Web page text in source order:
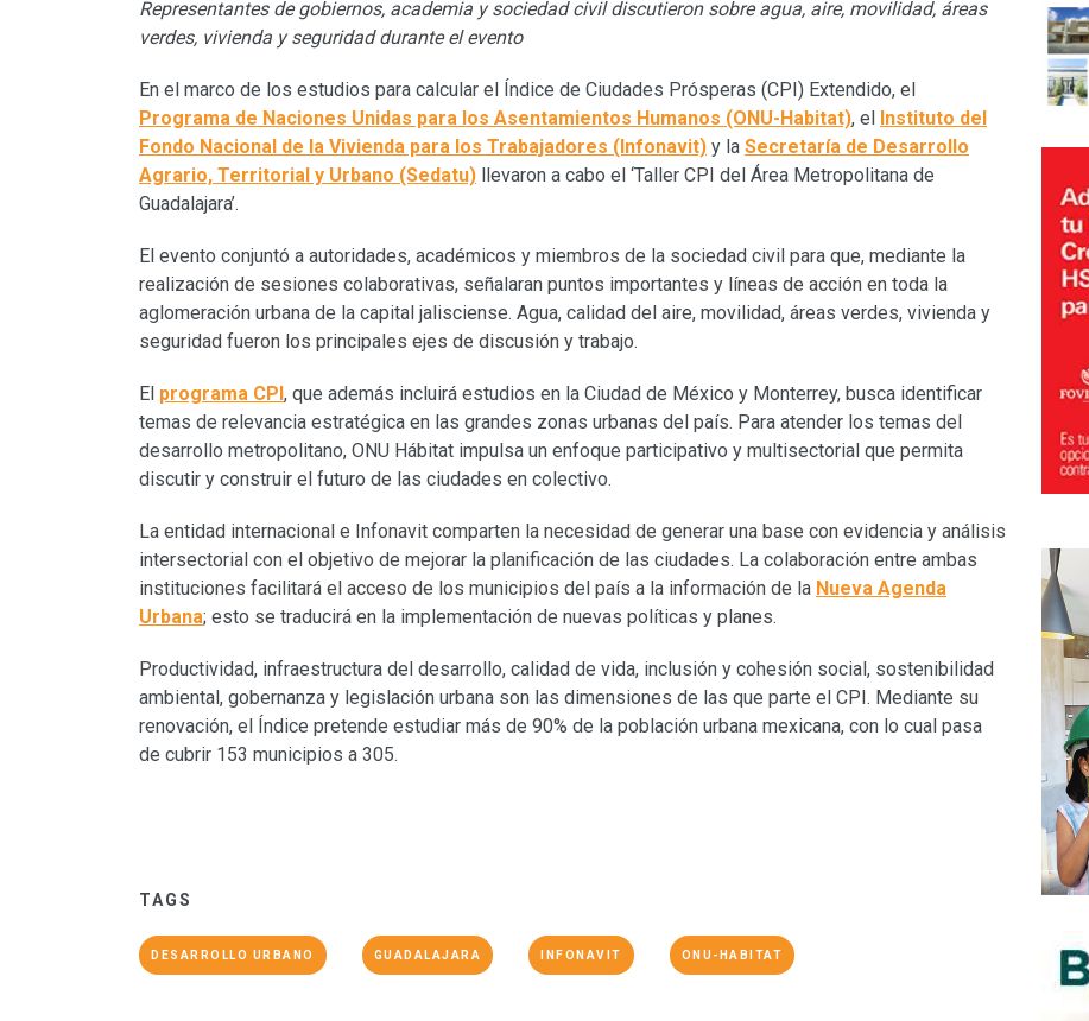
Representantes de gobiernos, academia y sociedad civil discutieron sobre agua, aire, movilidad, áreas
verdes, vivienda y seguridad durante el evento
En el marco de los estudios para calcular el Índice de Ciudades Prósperas (CPI) Extendido, el
Programa de Naciones Unidas para los Asentamientos Humanos (ONU-Habitat), el
Instituto del
Fondo Nacional de la Vivienda para los Trabajadores (Infonavit) y la Secretaría de Desarrollo
Agrario, Territorial y Urbano (Sedatu) llevaron a cabo el ‘Taller CPI del Área Metropolitana de
Guadalajara’.
El evento conjuntó a autoridades, académicos y miembros de la sociedad civil para que, mediante la
realización de sesiones colaborativas, señalaran puntos importantes y líneas de acción en toda la
aglomeración urbana de la capital jalisciense. Agua, calidad del aire, movilidad, áreas verdes, vivienda y
seguridad fueron los principales ejes de discusión y trabajo.
El programa CPI , que además incluirá estudios en la Ciudad de México y Monterrey, busca identificar
temas de relevancia estratégica en las grandes zonas urbanas del país. Para atender los temas del
desarrollo metropolitano, ONU Hábitat impulsa un enfoque participativo y multisectorial que permita
discutir y construir el futuro de las ciudades en colectivo.
La entidad internacional e Infonavit comparten la necesidad de generar una base con evidencia y análisis
intersectorial con el objetivo de mejorar la planificación de las ciudades. La colaboración entre ambas
instituciones facilitará el acceso de los municipios del país a la información de la Nueva Agenda
Urbana; esto se traducirá en la implementación de nuevas políticas y planes.
Productividad, infraestructura del desarrollo, calidad de vida, inclusión y cohesión social, sostenibilidad
ambiental, gobernanza y legislación urbana son las dimensiones de las que parte el CPI. Mediante su
renovación, el Índice pretende estudiar más de 90% de la población urbana mexicana, con lo cual pasa
de cubrir 153 municipios a 305.
TAGS
DESARROLLO URBANO GUADALAJARA INFONAVIT ONU-HABITAT